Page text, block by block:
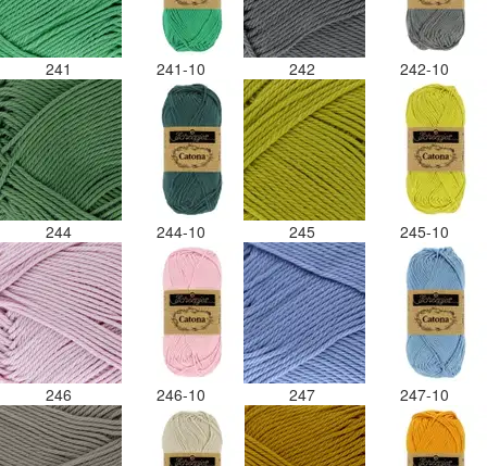
241 241-10 242 242-10
244 244-10 245 245-10
246 246-10 247 247-10